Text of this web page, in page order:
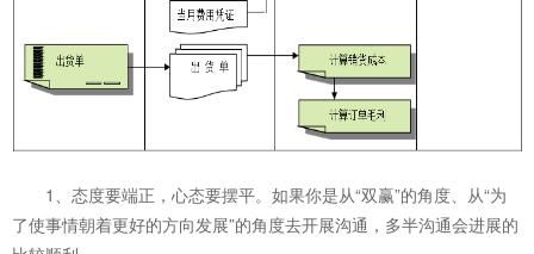
1、态度要端正，心态要摆平。如果你是从“双赢”的角度、从“为
了使事情朝着更好的方向发展”的角度去开展沟通，多半沟通会进展的